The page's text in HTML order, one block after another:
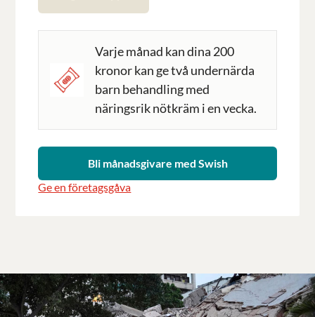
Varje månad kan dina 200
kronor kan ge två undernärda
barn behandling med
näringsrik nötkräm i en vecka.
Bli månadsgivare med Swish
Ge en företagsgåva